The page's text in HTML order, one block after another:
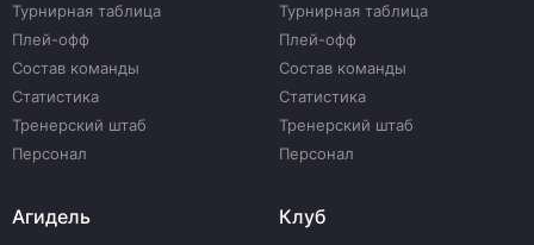
Турнирная таблица
Плей-офф
Состав команды
Статистика
Тренерский штаб
Персонал
Турнирная таблица
Плей-офф
Состав команды
Статистика
Тренерский штаб
Персонал
Агидель Клуб